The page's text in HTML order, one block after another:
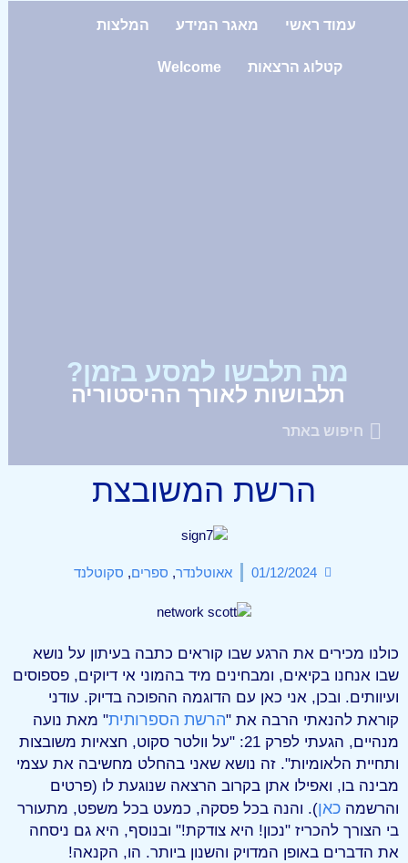
עמוד ראשי מאגר המידע המלצות
קטלוג הרצאות Welcome
מה תלבשו למסע בזמן?
תלבושות לאורך ההיסטוריה
הרשת המשובצת
01/12/2024 אאוטלנדר, ספרים, סקוטלנד
כולנו מכירים את הרגע שבו קוראים כתבה בעיתון על נושא
שבו אנחנו בקיאים, ומבחינים מיד בהמוני אי דיוקים, פספוסים
ועיוותים. ובכן, אני כאן עם הדוגמה ההפוכה בדיוק. עודני
קוראת להנאתי הרבה את "הרשת הספרותית" מאת נועה
מנהיים, הגעתי לפרק 21: "על וולטר סקוט, חצאיות משובצות
ותחיית הלאומיות". זה נושא שאני בהחלט מחשיבה את עצמי
מבינה בו, ואפילו אתן בקרוב הרצאה שנוגעת לו (פרטים
והרשמה כאן). והנה בכל פסקה, כמעט בכל משפט, מתעורר
בי הצורך להכריז "נכון! היא צודקת!" ובנוסף, היא גם ניסחה
את הדברים באופן המדויק והשנון ביותר. הו, הקנאה!